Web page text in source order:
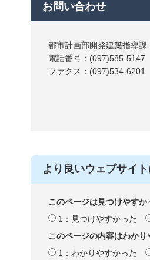
お問い合わせ
都市計画部開発建築指導課
電話番号：(097)585-5147
ファクス：(097)534-6201
より良いウェブサイ
このページは見つけやすか
1：見つけやすかった
このページの内容はわかり
1：わかりやすかった